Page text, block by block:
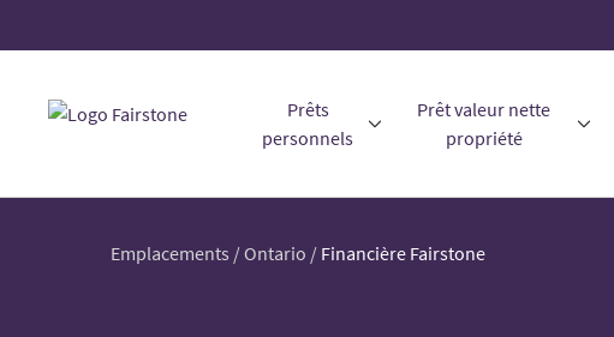
Prêts
personnels
Prêt valeur nette
propriété
Emplacements /Ontario / Financière Fairstone